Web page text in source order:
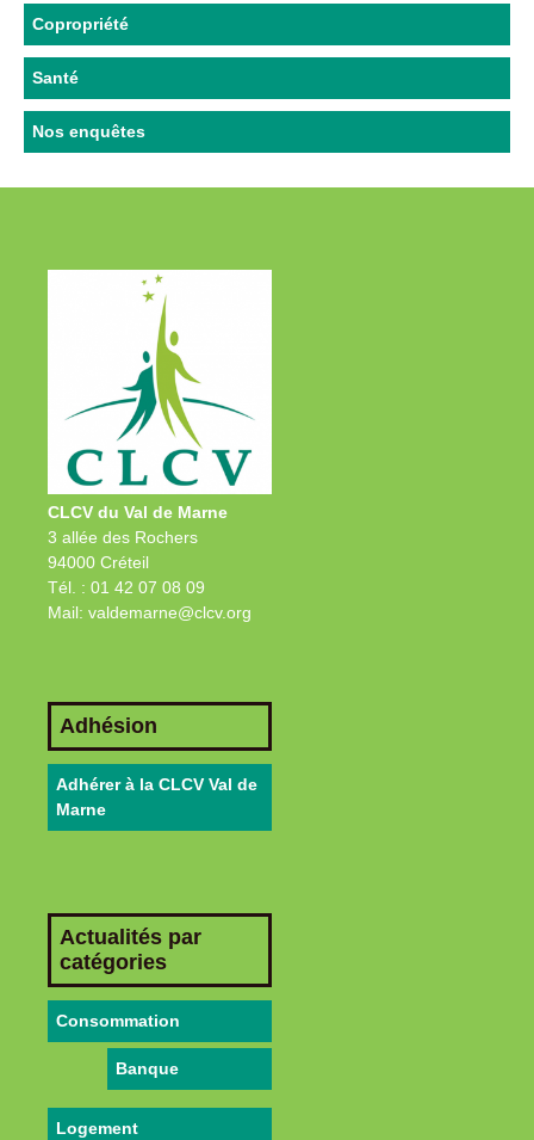
Copropriété
Santé
Nos enquêtes
CLCV du Val de Marne
3 allée des Rochers
94000 Créteil
Tél. : 01 42 07 08 09
Mail: valdemarne@clcv.org
Adhésion
Adhérer à la CLCV Val de
Marne
Actualités par
catégories
Consommation
Banque
Logement